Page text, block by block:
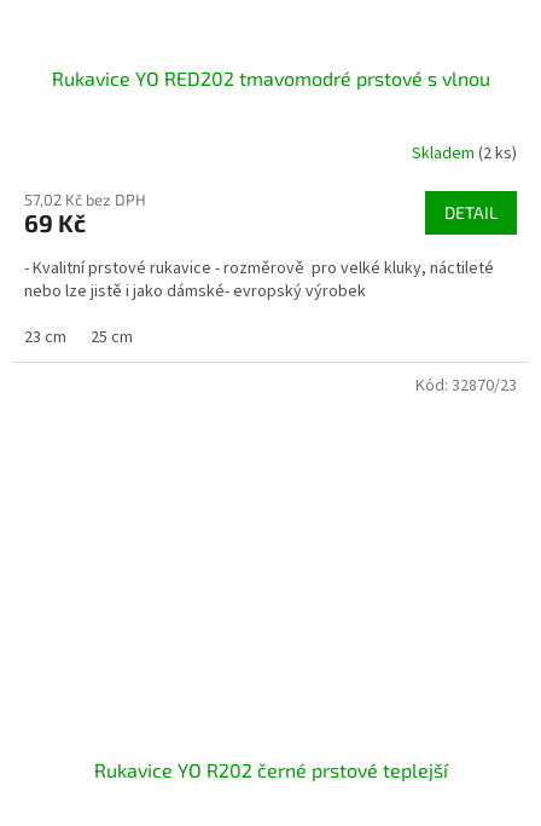
Rukavice YO RED202 tmavomodré prstové s vlnou
Skladem (2 ks)
57,02 Kč bez DPH
69 Kč DETAIL
- Kvalitní prstové rukavice - rozměrově pro velké kluky, náctileté
nebo lze jistě i jako dámské- evropský výrobek
23 cm
25 cm
Rukavice YO R202 černé prstové teplejší
Kód: 32870/23